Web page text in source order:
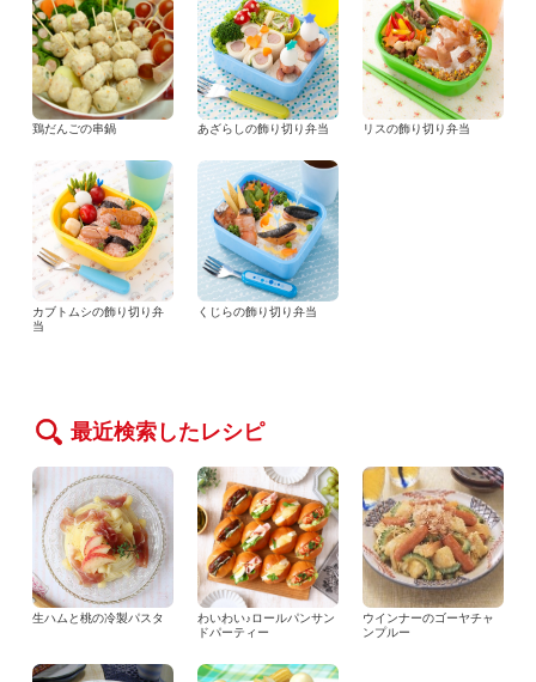
鶏だんごの串鍋 あざらしの飾り切り弁当 リスの飾り切り弁当
カブトムシの飾り切り弁
当
くじらの飾り切り弁当
最近検索したレシピ
生ハムと桃の冷製パスタ
わいわい♪ロールパンサン
ドパーティー
ウインナーのゴーヤチャ
ンプルー